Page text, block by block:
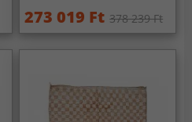
273 019 Ft 378 239 Ft